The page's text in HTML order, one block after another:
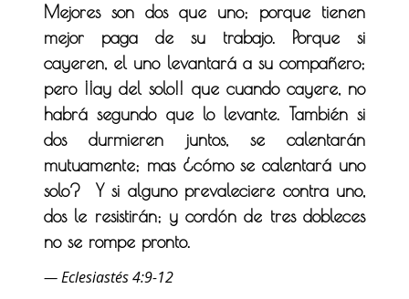
Mejores son dos que uno; porque tienen
mejor paga de su trabajo. Porque si
cayeren, el uno levantará a su compañero;
pero ¡¡ay del solo!! que cuando cayere, no
habrá segundo que lo levante. También si
dos durmieren juntos, se calentarán
mutuamente; mas ¿cómo se calentará uno
solo?
Y si alguno prevaleciere contra uno,
dos le resistirán; y cordón de tres dobleces
no se rompe pronto.
— Eclesiastés 4:9-12